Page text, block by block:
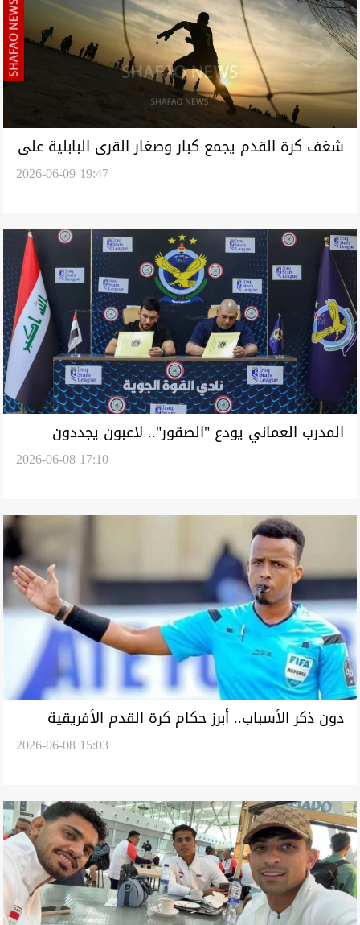
شغف كرة القدم يجمع كبار وصغار القرى البابلية على
2026-06-09 19:47
المدرب العماني يودع "الصقور".. لاعبون يجددون
عقودهم وآخرون يغادرون في القوة الجوية2026-06-08 17:10
دون ذكر الأسباب.. أبرز حكام كرة القدم الأفريقية
2026-06-08 15:03